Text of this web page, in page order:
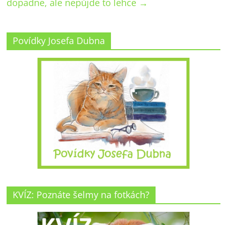
Povídky Josefa Dubna
KVÍZ: Poznáte šelmy na fotkách?